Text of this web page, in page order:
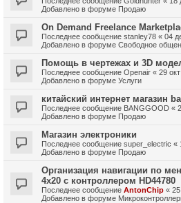
Добавлено в форуме Продаю
On Demand Freelance
Последнее сообщение stanley78 « 04
Добавлено в форуме Свободное
Помощь в чертежах и 3D
Последнее сообщение Openair « 29
Добавлено в форуме Услуги
китайский интернет магазин
Последнее сообщение BANGGOOD «
Добавлено в форуме Продаю
Магазин электроники
Последнее сообщение super_electric «
Добавлено в форуме Продаю
Организация навигации по
4х20 с контроллером HD44780
Последнее сообщение AntonChip «
Добавлено в форуме